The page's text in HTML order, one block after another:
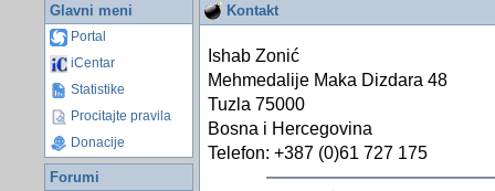
Glavni meni
Portal
iCentar
Statistike
Procitajte pravila
Donacije
Forumi
Kontakt
Ishab Zonić
Mehmedalije Maka Dizdara 48
Tuzla 75000
Bosna i Hercegovina
Telefon: +387 (0)61 727 175